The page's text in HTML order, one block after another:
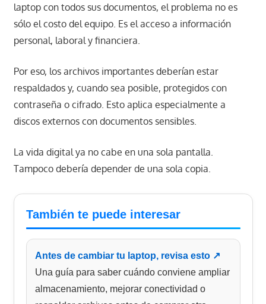
laptop con todos sus documentos, el problema no es
sólo el costo del equipo. Es el acceso a información
personal, laboral y financiera.
Por eso, los archivos importantes deberían estar
respaldados y, cuando sea posible, protegidos con
contraseña o cifrado. Esto aplica especialmente a
discos externos con documentos sensibles.
La vida digital ya no cabe en una sola pantalla.
Tampoco debería depender de una sola copia.
También te puede interesar
Antes de cambiar tu laptop, revisa esto ↗
Una guía para saber cuándo conviene ampliar
almacenamiento, mejorar conectividad o